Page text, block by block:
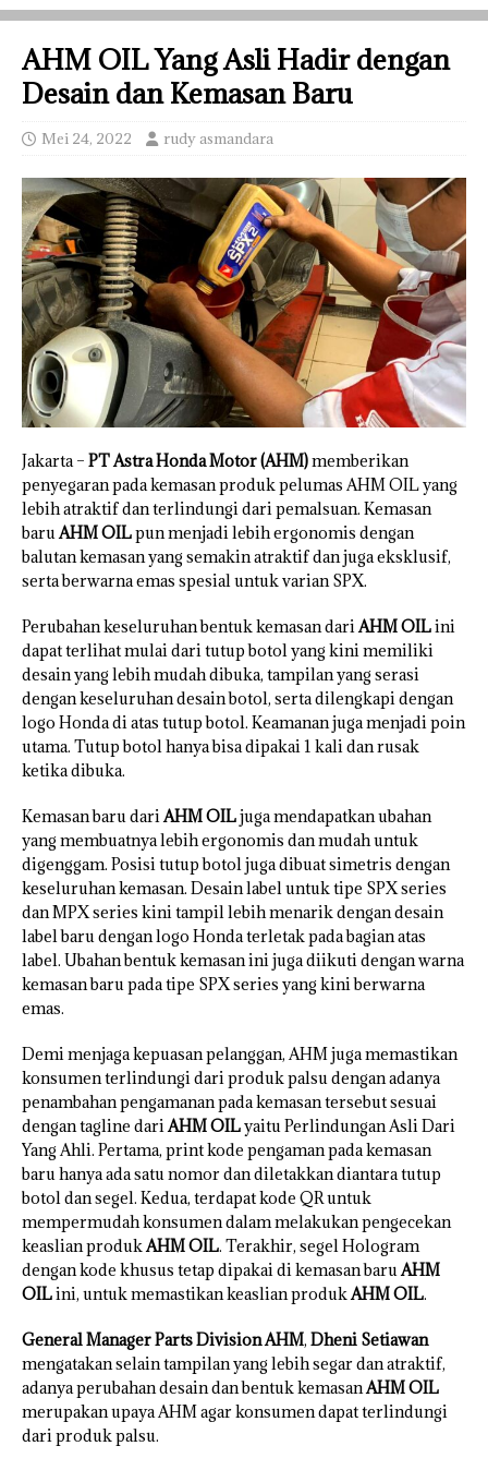
AHM OIL Yang Asli Hadir dengan
Desain dan Kemasan Baru
Mei 24, 2022 rudy asmandara
Jakarta – PT Astra Honda Motor (AHM)memberikan
penyegaran pada kemasan produk pelumas AHM OIL yang
lebih atraktif dan terlindungi dari pemalsuan. Kemasan
baruAHM OILpun menjadi lebih ergonomis dengan
balutan kemasan yang semakin atraktif dan juga eksklusif,
serta berwarna emas spesial untuk varian SPX.
Perubahan keseluruhan bentuk kemasan dariAHM OILini
dapat terlihat mulai dari tutup botol yang kini memiliki
desain yang lebih mudah dibuka, tampilan yang serasi
dengan keseluruhan desain botol, serta dilengkapi dengan
logo Honda di atas tutup botol. Keamanan juga menjadi poin
utama. Tutup botol hanya bisa dipakai 1 kali dan rusak
ketika dibuka.
Kemasan baru dariAHM OILjuga mendapatkan ubahan
yang membuatnya lebih ergonomis dan mudah untuk
digenggam. Posisi tutup botol juga dibuat simetris dengan
keseluruhan kemasan. Desain label untuk tipe SPX series
dan MPX series kini tampil lebih menarik dengan desain
label baru dengan logo Honda terletak pada bagian atas
label. Ubahan bentuk kemasan ini juga diikuti dengan warna
kemasan baru pada tipe SPX series yang kini berwarna
emas.
Demi menjaga kepuasan pelanggan, AHM juga memastikan
konsumen terlindungi dari produk palsu dengan adanya
penambahan pengamanan pada kemasan tersebut sesuai
dengan tagline dariAHM OILyaitu Perlindungan Asli Dari
Yang Ahli. Pertama, print kode pengaman pada kemasan
baru hanya ada satu nomor dan diletakkan diantara tutup
botol dan segel. Kedua, terdapat kode QR untuk
mempermudah konsumen dalam melakukan pengecekan
keaslian produkAHM OIL. Terakhir, segel Hologram
dengan kode khusus tetap dipakai di kemasan baruAHM
OILini, untuk memastikan keaslian produkAHM OIL.
General Manager Parts Division AHM, Dheni Setiawan
mengatakan selain tampilan yang lebih segar dan atraktif,
adanya perubahan desain dan bentuk kemasanAHM OIL
merupakan upaya AHM agar konsumen dapat terlindungi
dari produk palsu.